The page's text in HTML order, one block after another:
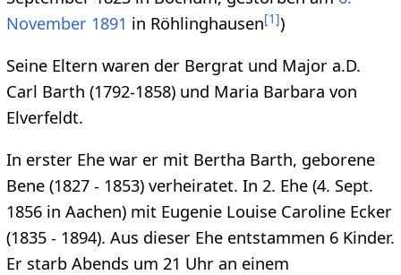
November 1891 in Röhlinghausen[1])
Seine Eltern waren der Bergrat und Major a.D.
Carl Barth (1792-1858) und Maria Barbara von
Elverfeldt.
In erster Ehe war er mit Bertha Barth, geborene
Bene (1827 - 1853) verheiratet. In 2. Ehe (4. Sept.
1856 in Aachen) mit Eugenie Louise Caroline Ecker
(1835 - 1894). Aus dieser Ehe entstammen 6 Kinder.
Er starb Abends um 21 Uhr an einem